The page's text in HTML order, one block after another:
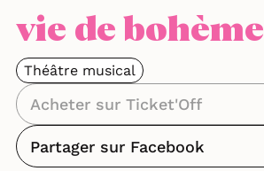
vie de bohème
Théâtre musical
Acheter sur Ticket'Off
Partager sur Facebook